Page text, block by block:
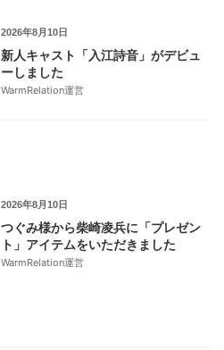
2026年8月10日
新人キャスト「入江詩音」がデビュ
ーしました
WarmRelation運営
2026年8月10日
つぐみ様から柴崎凌兵に「プレゼン
ト」アイテムをいただきました
WarmRelation運営